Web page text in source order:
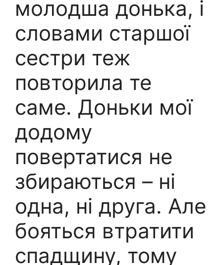
молодша донька, і
словами старшої
сестри теж
повторила те
саме. Доньки мої
додому
повертатися не
збираються – ні
одна, ні друга. Але
бояться втратити
спадщину, тому